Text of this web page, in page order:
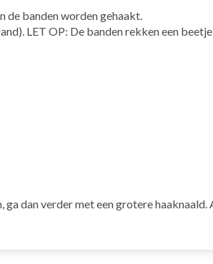
de banden worden gehaakt.
LET OP: De banden rekken een
dan verder met een grotere